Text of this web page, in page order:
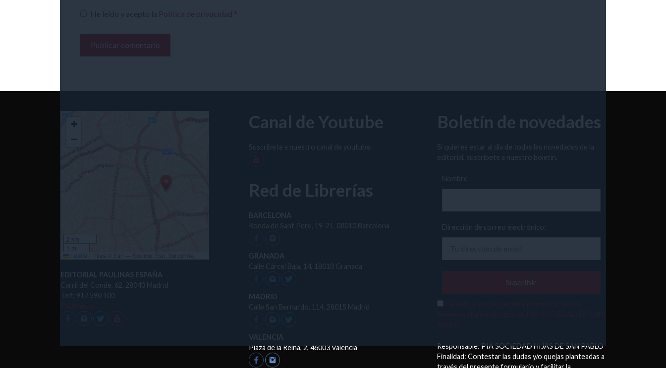
Política de privacidad
+
−
Leaflet
METI, Esri China (Hong Kong), Esri (Thailand),
TomTom, 2012
EDITORIAL PAULINAS ESPAÑA
Carril del Conde, 62, 28043 Madrid
Telf: 917 590 100
Canal de Youtube
Suscríbete a nuestro canal de youtube.
Red de Librerías
BARCELONA
Ronda de Sant Pere, 19-21, 08010 Barcelona
GRANADA
Calle Cárcel Baja, 14, 18010 Granada
MADRID
Calle San Bernardo, 114, 28015 Madrid
VALENCIA
Plaza de la Reina, 2, 46003 Valencia
Boletín de novedades
Si quieres estar al día de todas las novedades de la
editorial, suscríbete a nuestro boletín.
Nombre
Dirección de correo electrónico:
Responsable: PIA SOCIEDAD HIJAS DE SAN PABLO
Finalidad: Contestar las dudas y/o quejas planteadas a